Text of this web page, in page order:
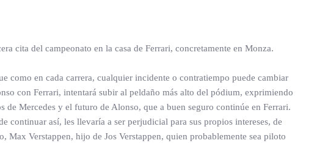
cita del campeonato en la casa de Ferrari, concretamente en Monza.
como en cada carrera, cualquier incidente o contratiempo puede cambiar
con Ferrari, intentará subir al peldaño más alto del pódium, exprimiendo
de Mercedes y el futuro de Alonso, que a buen seguro continúe en Ferrari.
continuar así, les llevaría a ser perjudicial para sus propios intereses, de
Verstappen, hijo de Jos Verstappen, quien probablemente sea piloto